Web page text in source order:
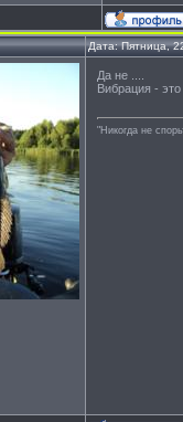
Дата: Пятница,
Да не ....
Вибрация -
"Никогда не